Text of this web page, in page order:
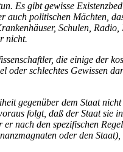
Es gibt gewisse
politischen Mächten,
Schulen,
nicht.
die einige der
oder schlechtes Gewissen
gegenüber dem Staat
folgt, daß der Staat sie
nach den spezifischen
oder den